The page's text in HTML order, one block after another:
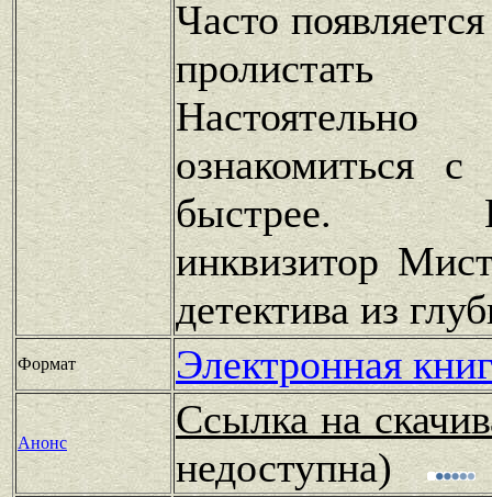
Часто
ознакомиться
быстрее.
инквизитор
детектива из
Формат Электронная
Анонс
Ссылка на
недоступна)